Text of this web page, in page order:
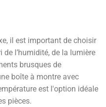
il est important de choisir
de l’humidité, de la lumière
brusques de
boîte à montre avec
est l'option idéale
pièces.